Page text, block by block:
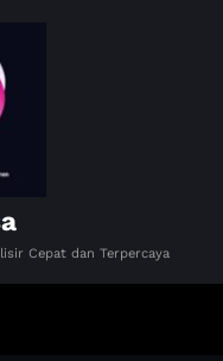
Cepat dan Terpercaya